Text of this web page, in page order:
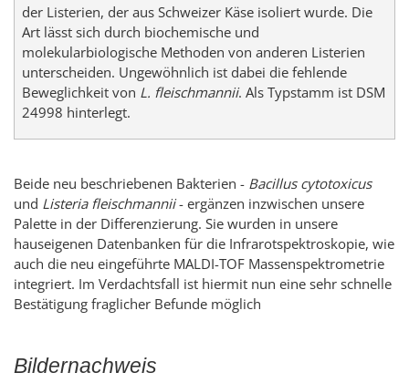
der Listerien, der aus Schweizer Käse isoliert wurde. Die
Art lässt sich durch biochemische und
molekularbiologische Methoden von anderen Listerien
unterscheiden. Ungewöhnlich ist dabei die fehlende
Beweglichkeit von L. fleischmannii. Als Typstamm ist DSM
24998 hinterlegt.
Beide neu beschriebenen Bakterien - Bacillus cytotoxicus
und Listeria fleischmannii- ergänzen inzwischen unsere
Palette in der Differenzierung. Sie wurden in unsere
hauseigenen Datenbanken für die Infrarotspektroskopie, wie
auch die neu eingeführte MALDI-TOF Massenspektrometrie
integriert. Im Verdachtsfall ist hiermit nun eine sehr schnelle
Bestätigung fraglicher Befunde möglich
Bildernachweis